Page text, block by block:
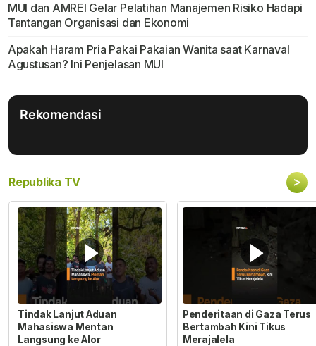
MUI dan AMREI Gelar Pelatihan Manajemen Risiko Hadapi
Tantangan Organisasi dan Ekonomi
Apakah Haram Pria Pakai Pakaian Wanita saat Karnaval
Agustusan? Ini Penjelasan MUI
Rekomendasi
Republika TV >
Tindak Lanjut Aduan
Mahasiswa Mentan
Langsung ke Alor
Penderitaan di Gaza Terus
Bertambah Kini Tikus
Merajalela